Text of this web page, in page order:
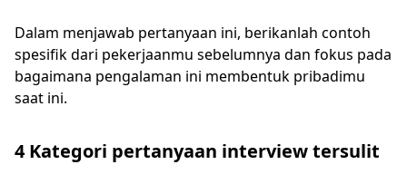
Dalam menjawab pertanyaan ini, berikanlah contoh
spesifik dari pekerjaanmu sebelumnya dan fokus pada
bagaimana pengalaman ini membentuk pribadimu
saat ini.
4 Kategori pertanyaan interview tersulit